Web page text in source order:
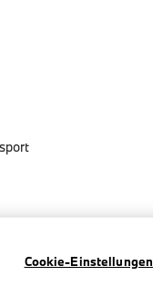
Cookie-Einstellungen